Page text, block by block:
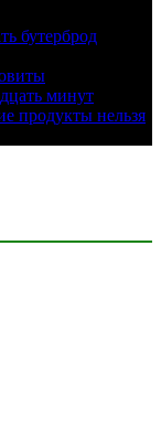
бутерброд
минут
продукты нельзя